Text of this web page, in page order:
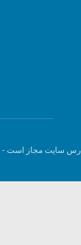
آدرس سایت مجاز است -